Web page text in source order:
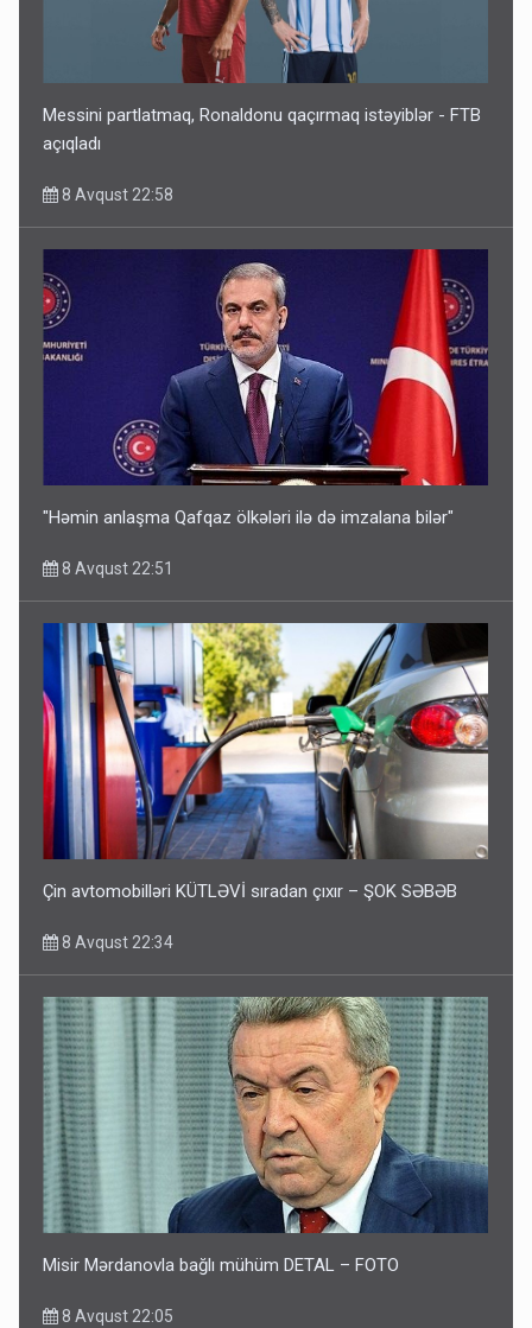
Messini partlatmaq, Ronaldonu qaçırmaq istəyiblər - FTB
açıqladı
8 Avqust 22:58
"Həmin anlaşma Qafqaz ölkələri ilə də imzalana bilər"
8 Avqust 22:51
Çin avtomobilləri KÜTLƏVİ sıradan çıxır – ŞOK SƏBƏB
8 Avqust 22:34
Misir Mərdanovla bağlı mühüm DETAL – FOTO
8 Avqust 22:05